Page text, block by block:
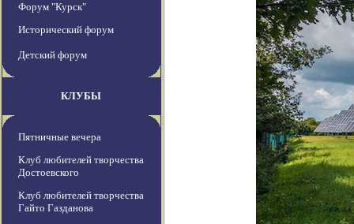
Форум "Курск"
Исторический форум
Детский форум
КЛУБЫ
Пятничные вечера
Клуб любителей творчества
Достоевского
Клуб любителей творчества
Гайто Газданова